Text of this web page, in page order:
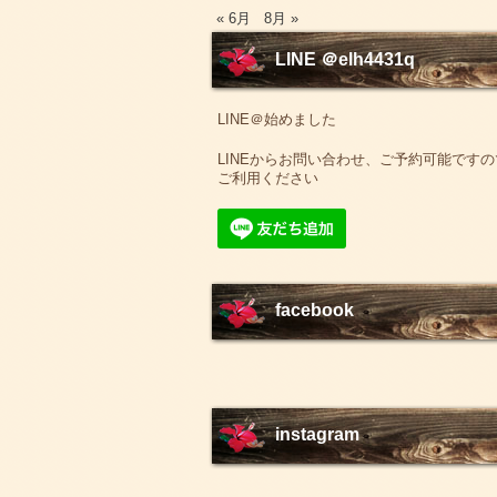
« 6月 8月 »
LINE ＠elh4431q
LINE＠始めました
LINEからお問い合わせ、ご予約可能です
ご利用ください
facebook
instagram